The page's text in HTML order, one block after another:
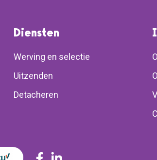
Diensten
Werving en selectie
Uitzenden
Detacheren